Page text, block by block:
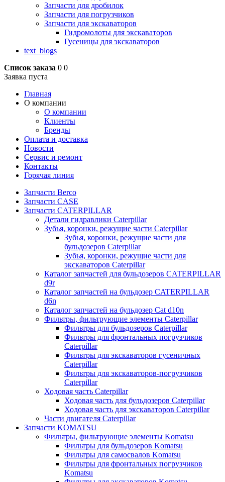
Запчасти для дробилок
Запчасти для погрузчиков
Запчасти для экскаваторов
Гидромолоты для экскаваторов
Гусеницы для экскаваторов
text_blogs
Список заказа 0 0
Заявка пуста
Главная
О компании
О компании
Клиенты
Бренды
Оплата и доставка
Новости
Сервис и ремонт
Контакты
Горячая линия
Запчасти Berco
Запчасти CASE
Запчасти CATERPILLAR
Детали гидравлики Caterpillar
Зубья, коронки, режущие части Caterpillar
Зубья, коронки, режущие части для
бульдозеров Caterpillar
Зубья, коронки, режущие части для
экскаваторов Caterpillar
Каталог запчастей для бульдозеров CATERPILLAR
d9r
Каталог запчастей на бульдозер CATERPILLAR
d6n
Каталог запчастей на бульдозер Сat d10n
Фильтры, фильтрующие элементы Caterpillar
Фильтры для бульдозеров Caterpillar
Фильтры для фронтальных погрузчиков
Caterpillar
Фильтры для экскаваторов гусеничных
Caterpillar
Фильтры для экскаваторов-погрузчиков
Caterpillar
Ходовая часть Caterpillar
Ходовая часть для бульдозеров Caterpillar
Ходовая часть для экскаваторов Caterpillar
Части двигателя Caterpillar
Запчасти KOMATSU
Фильтры, фильтрующие элементы Komatsu
Фильтры для бульдозеров Komatsu
Фильтры для самосвалов Komatsu
Фильтры для фронтальных погрузчиков
Komatsu